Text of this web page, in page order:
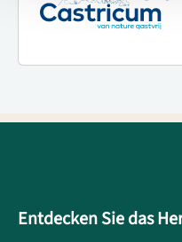
Entdecken Sie das